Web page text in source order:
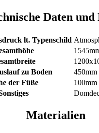
Daten und
lt. Typenschild
zu Boden
450mm
der Füße
100mm
Materialien